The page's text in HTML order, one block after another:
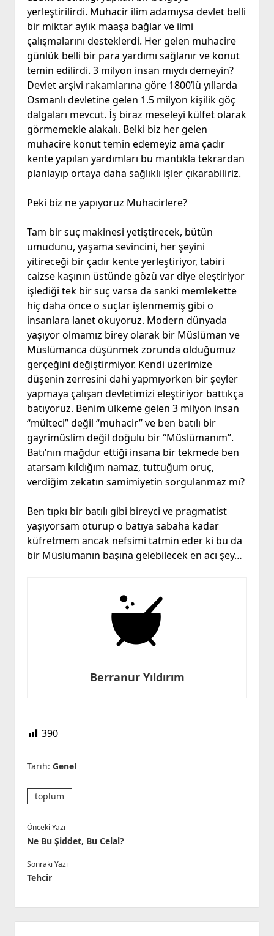
yerleştirilirdi. Muhacir ilim adamıysa devlet belli
bir miktar aylık maaşa bağlar ve ilmi
çalışmalarını desteklerdi. Her gelen muhacire
günlük belli bir para yardımı sağlanır ve konut
temin edilirdi. 3 milyon insan mıydı demeyin?
Devlet arşivi rakamlarına göre 1800’lü yıllarda
Osmanlı devletine gelen 1.5 milyon kişilik göç
dalgaları mevcut. İş biraz meseleyi külfet olarak
görmemekle alakalı. Belki biz her gelen
muhacire konut temin edemeyiz ama çadır
kente yapılan yardımları bu mantıkla tekrardan
planlayıp ortaya daha sağlıklı işler çıkarabiliriz.
Peki biz ne yapıyoruz Muhacirlere?
Tam bir suç makinesi yetiştirecek, bütün
umudunu, yaşama sevincini, her şeyini
yitireceği bir çadır kente yerleştiriyor, tabiri
caizse kaşının üstünde gözü var diye eleştiriyor
işlediği tek bir suç varsa da sanki memlekette
hiç daha önce o suçlar işlenmemiş gibi o
insanlara lanet okuyoruz. Modern dünyada
yaşıyor olmamız birey olarak bir Müslüman ve
Müslümanca düşünmek zorunda olduğumuz
gerçeğini değiştirmiyor. Kendi üzerimize
düşenin zerresini dahi yapmıyorken bir şeyler
yapmaya çalışan devletimizi eleştiriyor battıkça
batıyoruz. Benim ülkeme gelen 3 milyon insan
“mülteci” değil “muhacir” ve ben batılı bir
gayrimüslim değil doğulu bir “Müslümanım”.
Batı’nın mağdur ettiği insana bir tekmede ben
atarsam kıldığım namaz, tuttuğum oruç,
verdiğim zekatın samimiyetin sorgulanmaz mı?
Ben tıpkı bir batılı gibi bireyci ve pragmatist
yaşıyorsam oturup o batıya sabaha kadar
küfretmem ancak nefsimi tatmin eder ki bu da
bir Müslümanın başına gelebilecek en acı şey…
Berranur Yıldırım
390
Tarih: Genel
toplum
Önceki Yazı
Ne Bu Şiddet, Bu Celal?
Sonraki Yazı
Tehcir